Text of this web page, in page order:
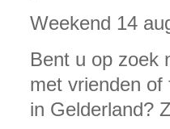
Weekend 14
Bent u op zoek
met vrienden of
in Gelderland?